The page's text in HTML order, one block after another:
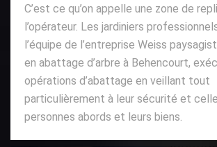
C’est ce qu’on appelle une zone de
l’opérateur. Les jardiniers
l’équipe de l’entreprise Weiss
en abattage d’arbre à Behencourt,
opérations d’abattage en veillant tout
particulièrement à leur sécurité et
personnes abords et leurs biens.